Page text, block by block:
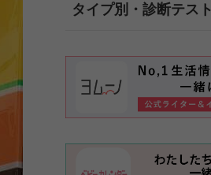
タイプ別・診断テスト